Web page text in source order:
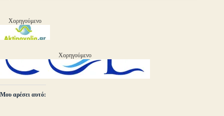
Χορηγούμενο
Χορηγούμενο
Μου αρέσει αυτό: